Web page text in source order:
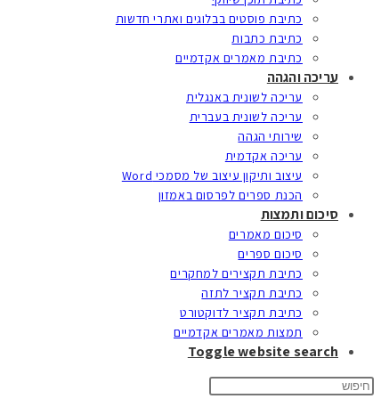
כתיבת פוסטים בבלוגים ואתרי חדשות
כתיבת כתבות
כתיבת מאמרים אקדמיים
עריכה והגהה
עריכה לשונית באנגלית
עריכה לשונית בעברית
שירותי הגהה
עריכה אקדמית
עיצוב ותיקון עיצוב של מסמכי Word
הכנת ספרים לפרסום באמזון
סיכום ותמצות
סיכום מאמרים
סיכום ספרים
כתיבת תקצירים למחקרים
כתיבת תקציר לתזה
כתיבת תקציר לדוקטורט
תמצות מאמרים אקדמיים
Toggle website search